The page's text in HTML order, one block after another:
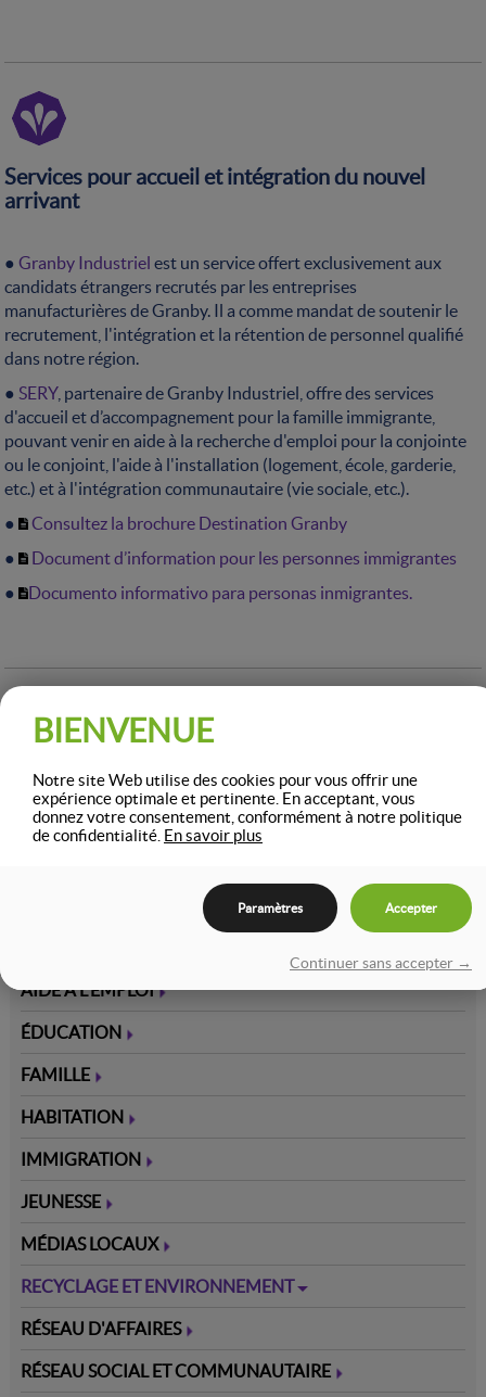
Services pour accueil et intégration du nouvel
arrivant
●Granby Industriel est un service offert exclusivement aux
candidats étrangers recrutés par les entreprises
manufacturières de Granby. Il a comme mandat de soutenir le
recrutement, l'intégration et la rétention de personnel qualifié
dans notre région.
●SERY, partenaire de Granby Industriel, offre des services
d'accueil et d’accompagnement pour la famille immigrante,
pouvant venir en aide à la recherche d'emploi pour la conjointe
ou le conjoint, l'aide à l'installation (logement, école, garderie,
etc.) et à l'intégration communautaire (vie sociale, etc.).
●
Consultez la brochure Destination Granby
●
Document d’information pour les personnes immigrantes
●
Documento informativo para personas inmigrantes.
DÉCOUVREZ LES SERVICES OFFERTS
À GRANBY
CARTE INTÉRACTIVE
AIDE À L'EMPLOI
ÉDUCATION
FAMILLE
HABITATION
IMMIGRATION
JEUNESSE
MÉDIAS LOCAUX
RECYCLAGE ET ENVIRONNEMENT
RÉSEAU D'AFFAIRES
RÉSEAU SOCIAL ET COMMUNAUTAIRE
BIENVENUE
Notre site Web utilise des cookies pour vous offrir une
expérience optimale et pertinente. En acceptant, vous
donnez votre consentement, conformément à notre politique
de confidentialité. En savoir plus
Paramètres Accepter
Continuer sans accepter →